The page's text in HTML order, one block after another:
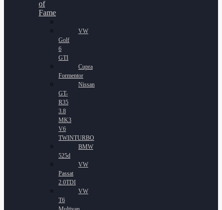
of
Fame
VW
Golf
6
GTI
Cupra
Formentor
Nissan
GT-
R35
3.8
MK3
V6
TWINTURBO
BMW
525d
VW
Passat
2.0TDI
VW
T6